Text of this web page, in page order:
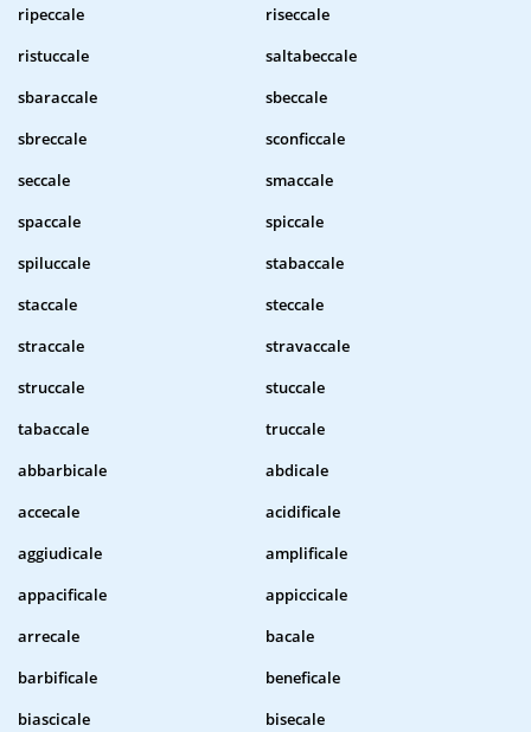
ripeccale
riseccale
ristuccale
saltabeccale
sbaraccale
sbeccale
sbreccale
sconficcale
seccale
smaccale
spaccale
spiccale
spiluccale
stabaccale
staccale
steccale
straccale
stravaccale
struccale
stuccale
tabaccale
truccale
abbarbicale
abdicale
accecale
acidificale
aggiudicale
amplificale
appacificale
appiccicale
arrecale
bacale
barbificale
beneficale
biascicale
bisecale